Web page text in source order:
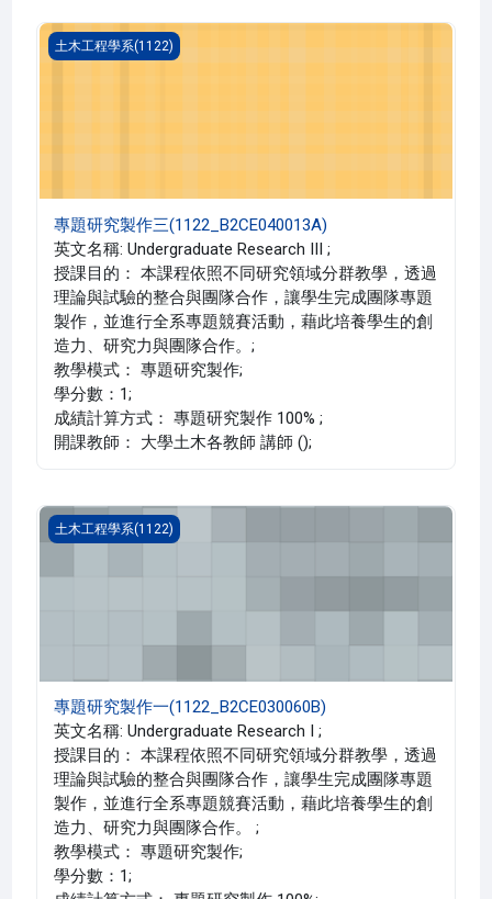
專題研究製作三(1122_B2CE040013A)
土木工程學系(1122)
專題研究製作三(1122_B2CE040013A)
英文名稱: Undergraduate Research III ;
授課目的： 本課程依照不同研究領域分群教學，透過
理論與試驗的整合與團隊合作，讓學生完成團隊專題
製作，並進行全系專題競賽活動，藉此培養學生的創
造力、研究力與團隊合作。;
教學模式： 專題研究製作;
學分數：1;
成績計算方式： 專題研究製作 100% ;
開課教師： 大學土木各教師 講師 ();
專題研究製作一(1122_B2CE030060B)
土木工程學系(1122)
專題研究製作一(1122_B2CE030060B)
英文名稱: Undergraduate Research I ;
授課目的： 本課程依照不同研究領域分群教學，透過
理論與試驗的整合與團隊合作，讓學生完成團隊專題
製作，並進行全系專題競賽活動，藉此培養學生的創
造力、研究力與團隊合作。 ;
教學模式： 專題研究製作;
學分數：1;